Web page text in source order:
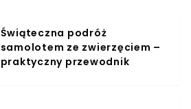
Świąteczna podróż
samolotem ze zwierzęciem –
praktyczny przewodnik